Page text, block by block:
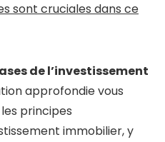
sont cruciales dans ce
de l’investissement
approfondie vous
principes
immobilier, y